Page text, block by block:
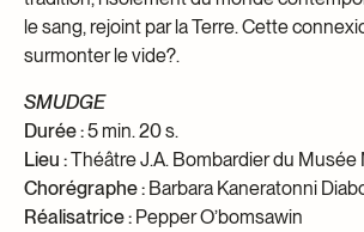
le sang, rejoint par la Terre. Cette
surmonter le vide?.
SMUDGE
Durée :5 min. 20 s.
Lieu :Théâtre J.A. Bombardier du Musée
Chorégraphe : Barbara Kaneratonni
Réalisatrice : Pepper O’bomsawin